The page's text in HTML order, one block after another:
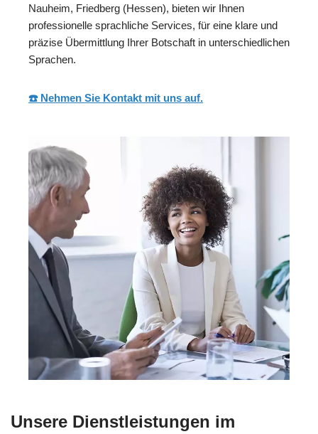
Nauheim, Friedberg (Hessen), bieten wir Ihnen
professionelle sprachliche Services, für eine klare und
präzise Übermittlung Ihrer Botschaft in unterschiedlichen
Sprachen.
☎️ Nehmen Sie Kontakt mit uns auf.
Unsere Dienstleistungen im